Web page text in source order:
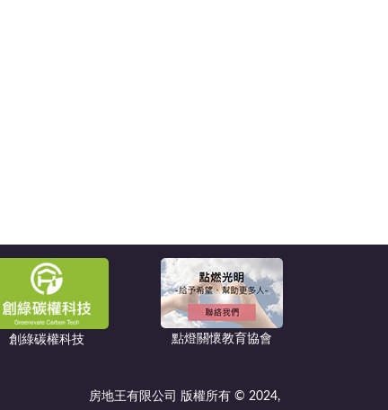
創綠碳權科技 點燈關懷教育協會
房地王有限公司 版權所有 © 2024,